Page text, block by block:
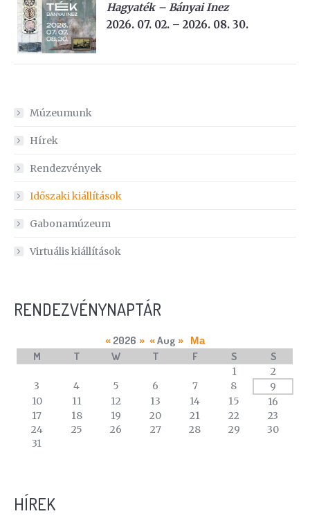
Hagyaték – Bányai Inez
2026. 07. 02. – 2026. 08. 30.
Múzeumunk
Hírek
Rendezvények
Időszaki kiállítások
Gabonamúzeum
Virtuális kiállítások
RENDEZVÉNYNAPTÁR
calendar
events
« 2026 » « Aug » Ma
M T W T F S S
1
2
3
4 5 6 7 8
9
10
11 12 13 14 15
16
17
18 19 20 21 22
23
24
25 26 27 28 29
30
31
HÍREK